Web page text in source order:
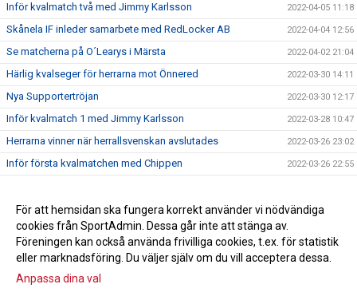
Inför kvalmatch två med Jimmy Karlsson 2022-04-05 11:18
Skånela IF inleder samarbete med RedLocker AB 2022-04-04 12:56
Se matcherna på O´Learys i Märsta 2022-04-02 21:04
Härlig kvalseger för herrarna mot Önnered 2022-03-30 14:11
Nya Supportertröjan 2022-03-30 12:17
Inför kvalmatch 1 med Jimmy Karlsson 2022-03-28 10:47
Herrarna vinner när herrallsvenskan avslutades 2022-03-26 23:02
Inför första kvalmatchen med Chippen 2022-03-26 22:55
KVALEXPLOSION 2022-03-24 13:24
Herrarna klara för kval till Handbollsligan 2022-03-23 13:57
Anna Mossberg förlänger med Skånela IF 2022-03-15 10:13
Alexandra Schaerlund skriver nytt!
För att hemsidan ska fungera korrekt använder vi nödvändiga
cookies från SportAdmin. Dessa går inte att stänga av.
Föreningen kan också använda frivilliga cookies, t.ex. för statistik
eller marknadsföring. Du väljer själv om du vill acceptera dessa.
Anpassa dina val